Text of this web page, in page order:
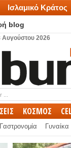
Ισλαμικό Κράτος
blog
Αυγούστου 2026
ΚΟΣΜΟΣ
Γαστρονομία Γυναίκα